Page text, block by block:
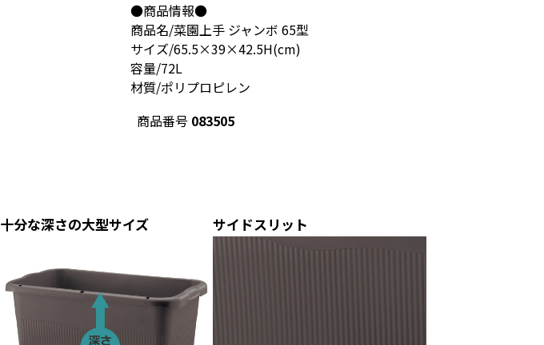
●商品情報●
商品名/菜園上手 ジャンボ 65型
サイズ/65.5×39×42.5H(cm)
容量/72L
材質/ポリプロピレン
商品番号 083505
十分な深さの大型サイズ サイドスリット